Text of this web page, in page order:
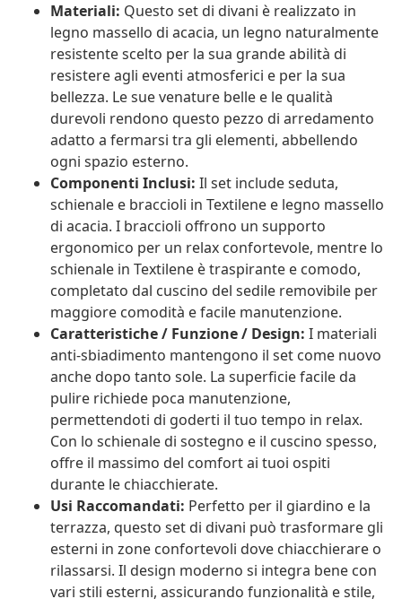
Materiali: Questo set di divani è realizzato in
legno massello di acacia, un legno naturalmente
resistente scelto per la sua grande abilità di
resistere agli eventi atmosferici e per la sua
bellezza. Le sue venature belle e le qualità
durevoli rendono questo pezzo di arredamento
adatto a fermarsi tra gli elementi, abbellendo
ogni spazio esterno.
Componenti Inclusi: Il set include seduta,
schienale e braccioli in Textilene e legno massello
di acacia. I braccioli offrono un supporto
ergonomico per un relax confortevole, mentre lo
schienale in Textilene è traspirante e comodo,
completato dal cuscino del sedile removibile per
maggiore comodità e facile manutenzione.
Caratteristiche / Funzione / Design: I materiali
anti-sbiadimento mantengono il set come nuovo
anche dopo tanto sole. La superficie facile da
pulire richiede poca manutenzione,
permettendoti di goderti il tuo tempo in relax.
Con lo schienale di sostegno e il cuscino spesso,
offre il massimo del comfort ai tuoi ospiti
durante le chiacchierate.
Usi Raccomandati: Perfetto per il giardino e la
terrazza, questo set di divani può trasformare gli
esterni in zone confortevoli dove chiacchierare o
rilassarsi. Il design moderno si integra bene con
vari stili esterni, assicurando funzionalità e stile,